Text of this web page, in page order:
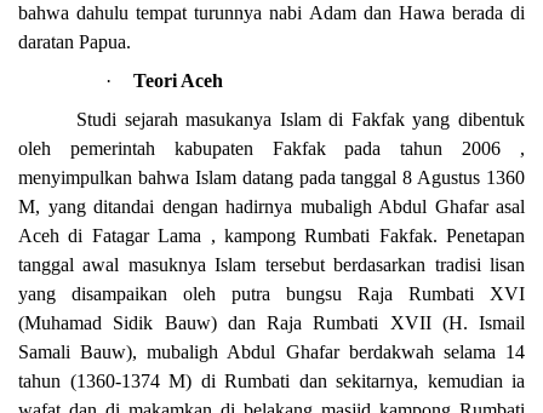
bahwa dahulu tempat turunnya nabi Adam dan Hawa berada di
daratan Papua.
·
Teori Aceh
Studi sejarah masukanya Islam di Fakfak yang dibentuk
oleh pemerintah kabupaten Fakfak pada tahun 2006 ,
menyimpulkan bahwa Islam datang pada tanggal 8 Agustus 1360
M, yang ditandai dengan hadirnya mubaligh Abdul Ghafar asal
Aceh di Fatagar Lama , kampong Rumbati Fakfak. Penetapan
tanggal awal masuknya Islam tersebut berdasarkan tradisi lisan
yang disampaikan oleh putra bungsu Raja Rumbati XVI
(Muhamad Sidik Bauw) dan Raja Rumbati XVII (H. Ismail
Samali Bauw), mubaligh Abdul Ghafar berdakwah selama 14
tahun (1360-1374 M) di Rumbati dan sekitarnya, kemudian ia